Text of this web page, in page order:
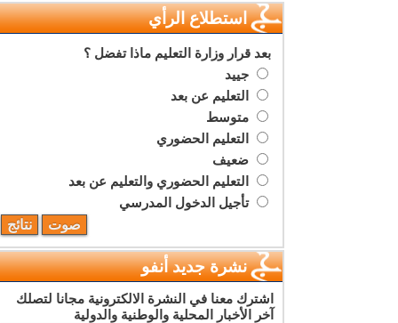
استطلاع الرأي
بعد قرار وزارة التعليم ماذا تفضل ؟
جييد
التعليم عن بعد
متوسط
التعليم الحضوري
ضعيف
التعليم الحضوري والتعليم عن بعد
تأجيل الدخول المدرسي
نشرة جديد أنفو
اشترك معنا في النشرة الالكترونية مجانا لتصلك
آخر الأخبار المحلية والوطنية والدولية